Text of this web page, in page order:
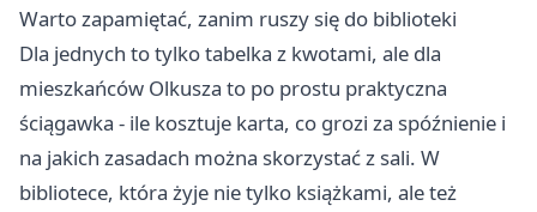
Warto zapamiętać, zanim ruszy się do biblioteki
Dla jednych to tylko tabelka z kwotami, ale dla
mieszkańców Olkusza to po prostu praktyczna
ściągawka - ile kosztuje karta, co grozi za spóźnienie i
na jakich zasadach można skorzystać z sali. W
bibliotece, która żyje nie tylko książkami, ale też